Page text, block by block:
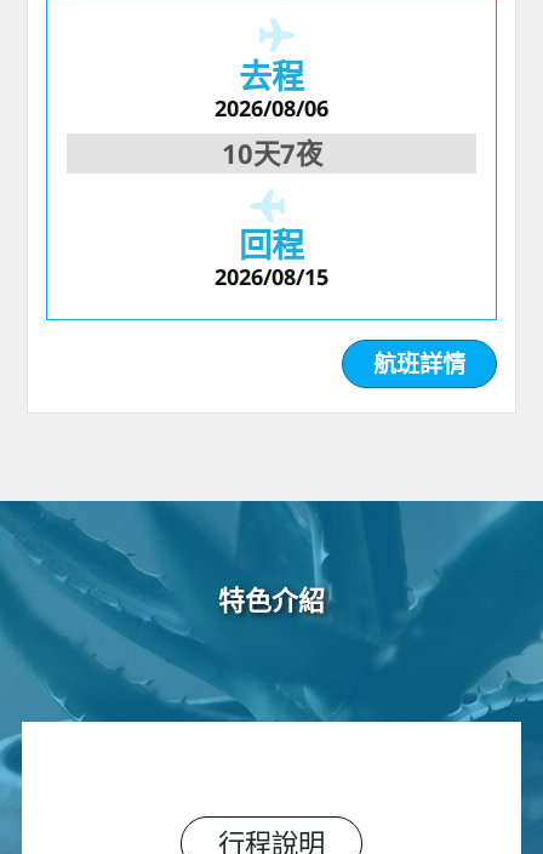
去程
2026/08/06
10天7夜
回程
2026/08/15
航班詳情
特色介紹
行程說明